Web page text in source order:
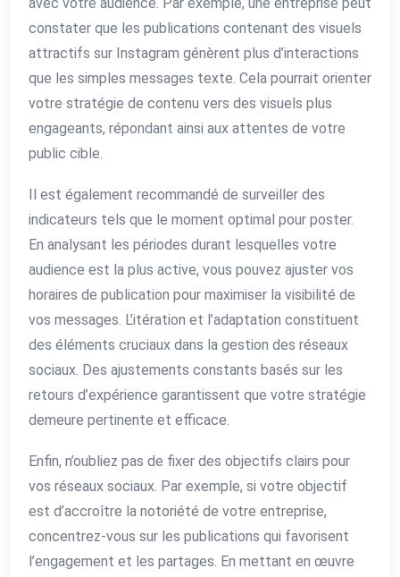
avec votre audience. Par exemple, une entreprise peut
constater que les publications contenant des visuels
attractifs sur Instagram génèrent plus d’interactions
que les simples messages texte. Cela pourrait orienter
votre stratégie de contenu vers des visuels plus
engageants, répondant ainsi aux attentes de votre
public cible.
Il est également recommandé de surveiller des
indicateurs tels que le moment optimal pour poster.
En analysant les périodes durant lesquelles votre
audience est la plus active, vous pouvez ajuster vos
horaires de publication pour maximiser la visibilité de
vos messages. L’itération et l’adaptation constituent
des éléments cruciaux dans la gestion des réseaux
sociaux. Des ajustements constants basés sur les
retours d’expérience garantissent que votre stratégie
demeure pertinente et efficace.
Enfin, n’oubliez pas de fixer des objectifs clairs pour
vos réseaux sociaux. Par exemple, si votre objectif
est d’accroître la notoriété de votre entreprise,
concentrez-vous sur les publications qui favorisent
l’engagement et les partages. En mettant en œuvre